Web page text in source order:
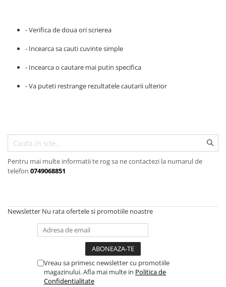
Casa
Articole ambalare
Electronice si electrocasnice
Incalzire si racire
Usi si porti
Accesorii gresie si faianta
Accesorii pentru faianta, gresie si
Accesorii polizare si slefuire
Accesorii vopsire si tencuire
- Verifica de doua ori scrierea
- Incearca sa cauti cuvinte simple
- Incearca o cautare mai putin specifica
- Va puteti restrange rezultatele cautarii ulterior
Pentru mai multe informatii te rog sa ne contactezi la numarul de
telefon 0749068851
Newsletter Nu rata ofertele si promotiile noastre
Vreau sa primesc newsletter cu promotiile
magazinului. Afla mai multe in Politica de
Confidentialitate